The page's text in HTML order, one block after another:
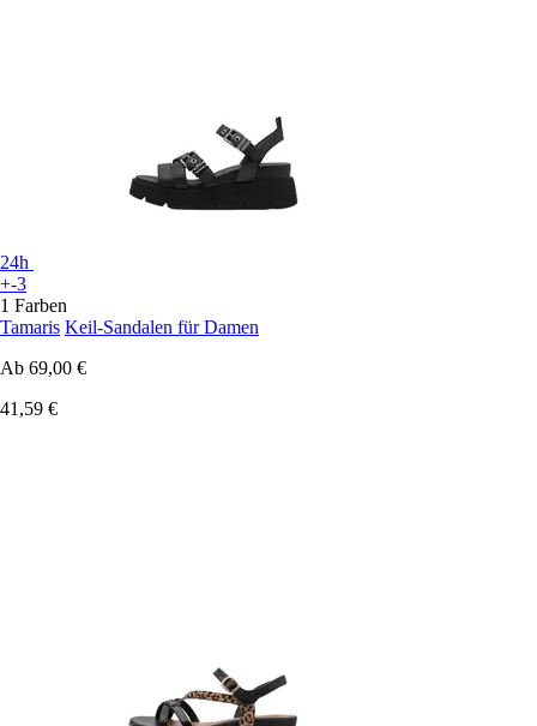
24h
+-3
1 Farben
Tamaris Keil-Sandalen für Damen
Ab 69,00 €
41,59 €